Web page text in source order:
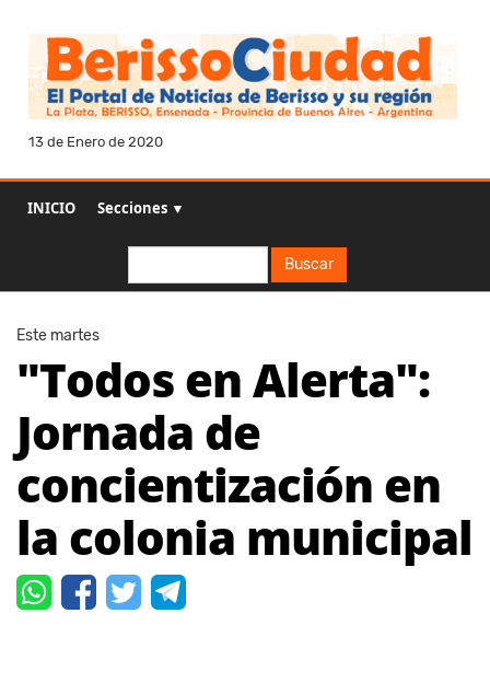
13 de Enero de 2020
INICIO Secciones ▼
Buscar
Este martes
"Todos en Alerta":
Jornada de
concientización en
la colonia municipal